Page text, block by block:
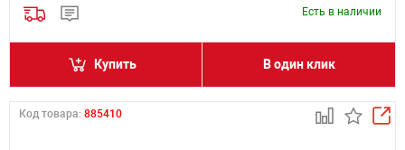
Есть в наличии
Купить В один клик
Код товара: 885410